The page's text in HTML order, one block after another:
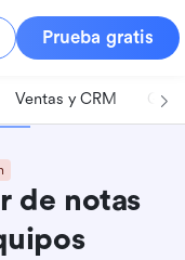
Prueba gratis
Ventas y CRM
de notas